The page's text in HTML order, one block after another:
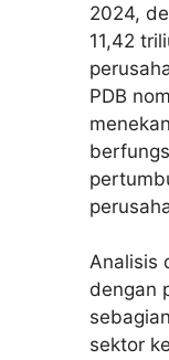
2024,
11,42
PDB
Analisis
dengan
sektor